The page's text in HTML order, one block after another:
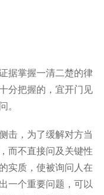
掌握一清二楚的律
分把握的，宜开门见
。
，为了缓解对方当
而不直接问及关键性
实质，使被询问人在
一个重要问题，可以